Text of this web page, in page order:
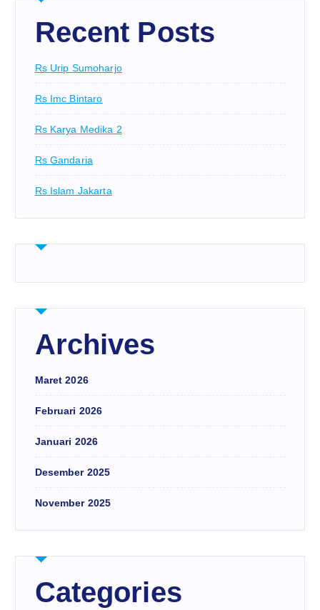
Recent Posts
Rs Urip Sumoharjo
Rs Imc Bintaro
Rs Karya Medika 2
Rs Gandaria
Rs Islam Jakarta
Archives
Maret 2026
Februari 2026
Januari 2026
Desember 2025
November 2025
Categories